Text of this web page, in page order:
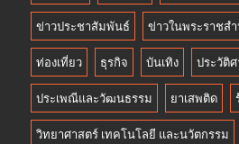
ข่าวประชาสัมพันธ์ ข่าวในพระราชส
ท่องเที่ยว ธุรกิจ บันเทิง ประวัติ
ประเพณีและวัฒนธรรม ยาเสพติด
วิทยาศาสตร์ เทคโนโลยี และนวัตกรรม